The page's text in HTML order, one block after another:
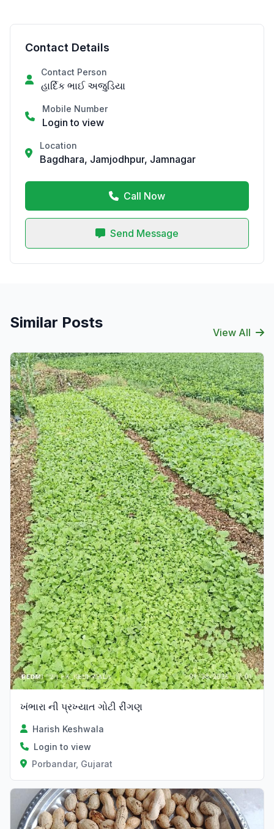
Contact Details
Contact Person
હાર્દિક ભાઈ અજુડિયા
Mobile Number
Login to view
Location
Bagdhara, Jamjodhpur, Jamnagar
Call Now
Send Message
Similar Posts
View All
ખંભારા ની પ્રખ્યાત ગોટી રીંગણ
Harish Keshwala
Login to view
Porbandar, Gujarat